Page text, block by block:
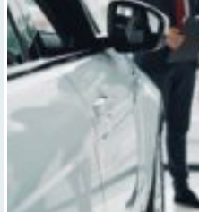
Kāpēc divus trīs gadus veci